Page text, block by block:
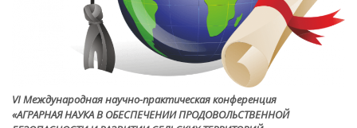
VI Международная научно-практическая конференция
«АГРАРНАЯ НАУКА В ОБЕСПЕЧЕНИИ ПРОДОВОЛЬСТВЕННОЙ